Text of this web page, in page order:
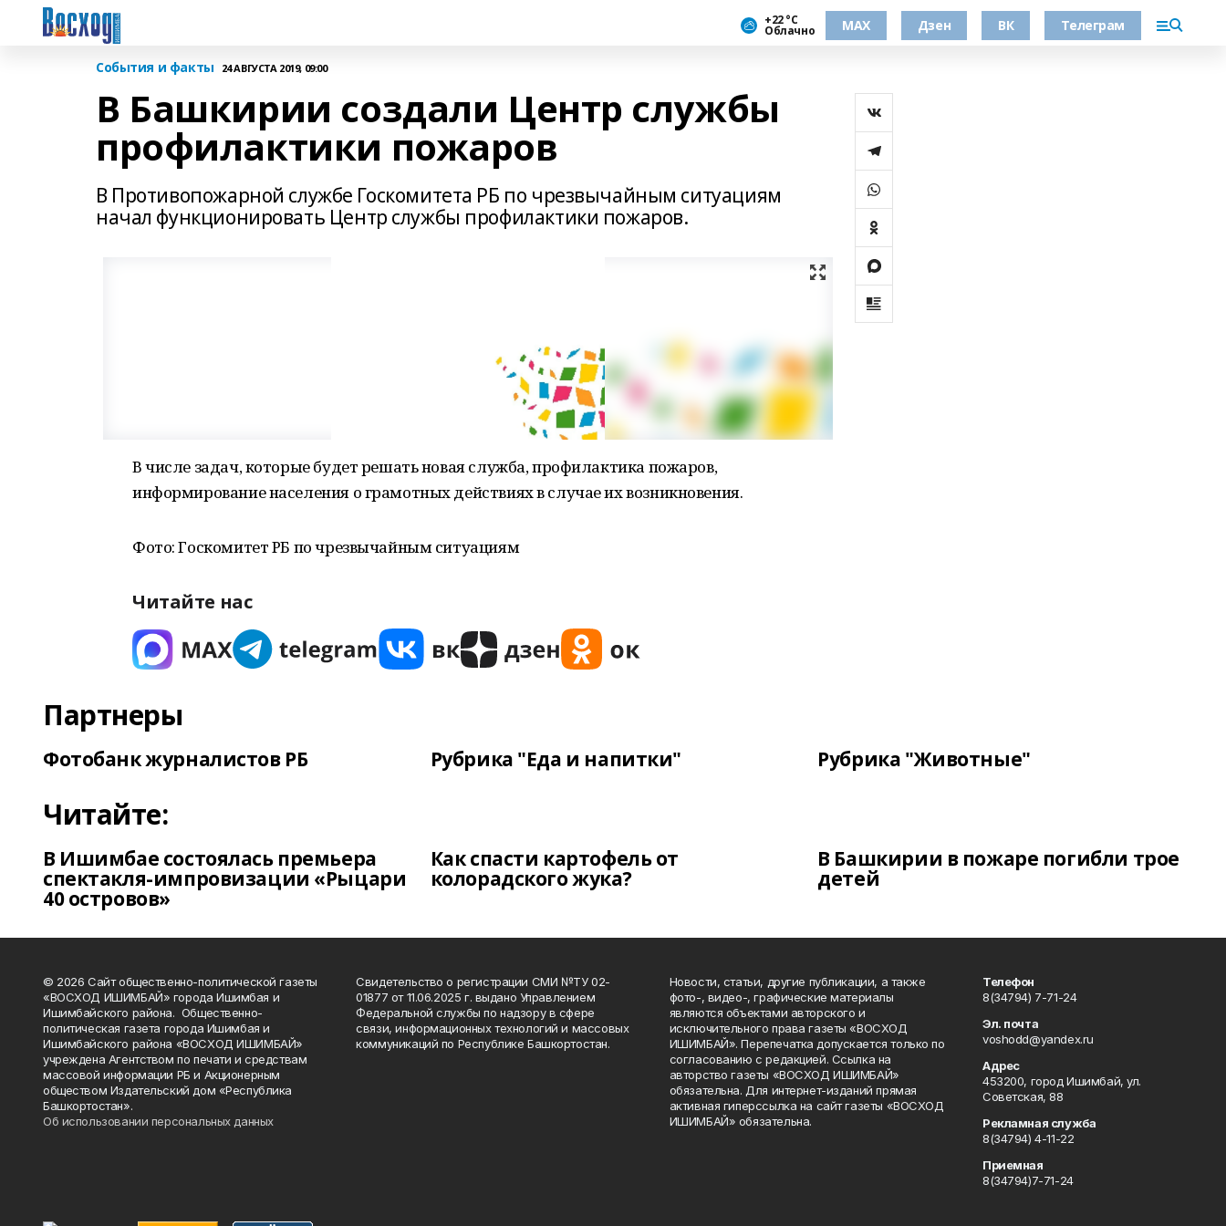
+22 °С
Облачно МАХ Дзен ВК Телеграм
События и факты 24 АВГУСТА 2019, 09:00
В Башкирии создали Центр службы
профилактики пожаров
В Противопожарной службе Госкомитета РБ по чрезвычайным ситуациям
начал функционировать Центр службы профилактики пожаров.
В числе задач, которые будет решать новая служба, профилактика пожаров,
информирование населения о грамотных действиях в случае их возникновения.
Фото: Госкомитет РБ по чрезвычайным ситуациям
Читайте нас
Партнеры
Фотобанк журналистов РБ Рубрика "Еда и напитки" Рубрика "Животные"
Читайте:
В Ишимбае состоялась премьера
спектакля-импровизации «Рыцари
40 островов»
Как спасти картофель от
колорадского жука?
В Башкирии в пожаре погибли трое
детей
© 2026 Сайт общественно-политической газеты
«ВОСХОД ИШИМБАЙ» города Ишимбая и
Ишимбайского района. Общественно-
политическая газета города Ишимбая и
Ишимбайского района «ВОСХОД ИШИМБАЙ»
учреждена Агентством по печати и средствам
массовой информации РБ и Акционерным
обществом Издательский дом «Республика
Башкортостан».
Об использовании персональных данных
Свидетельство о регистрации СМИ №ТУ 02-
01877 от 11.06.2025 г. выдано Управлением
Федеральной службы по надзору в сфере
связи, информационных технологий и массовых
коммуникаций по Республике Башкортостан.
Новости, статьи, другие публикации, а также
фото-, видео-, графические материалы
являются объектами авторского и
исключительного права газеты «ВОСХОД
ИШИМБАЙ». Перепечатка допускается только по
согласованию с редакцией. Ссылка на
авторство газеты «ВОСХОД ИШИМБАЙ»
обязательна. Для интернет-изданий прямая
активная гиперссылка на сайт газеты «ВОСХОД
ИШИМБАЙ» обязательна.
Телефон
8(34794) 7-71-24
Эл. почта
voshodd@yandex.ru
Адрес
453200, город Ишимбай, ул.
Советская, 88
Рекламная служба
8(34794) 4-11-22
Приемная
8(34794)7-71-24